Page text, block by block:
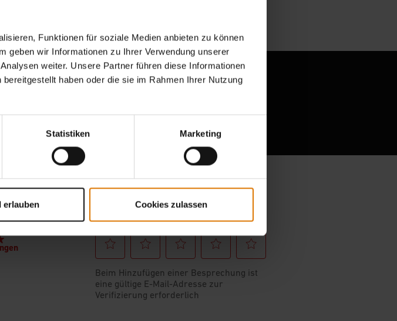
Funktionen für soziale Medien anbieten zu können
geben wir Informationen zu Ihrer Verwendung unserer
weiter. Unsere Partner führen diese Informationen
haben oder die sie im Rahmen Ihrer Nutzung
Statistiken Marketing
erlauben Cookies zulassen
Grillern lesen